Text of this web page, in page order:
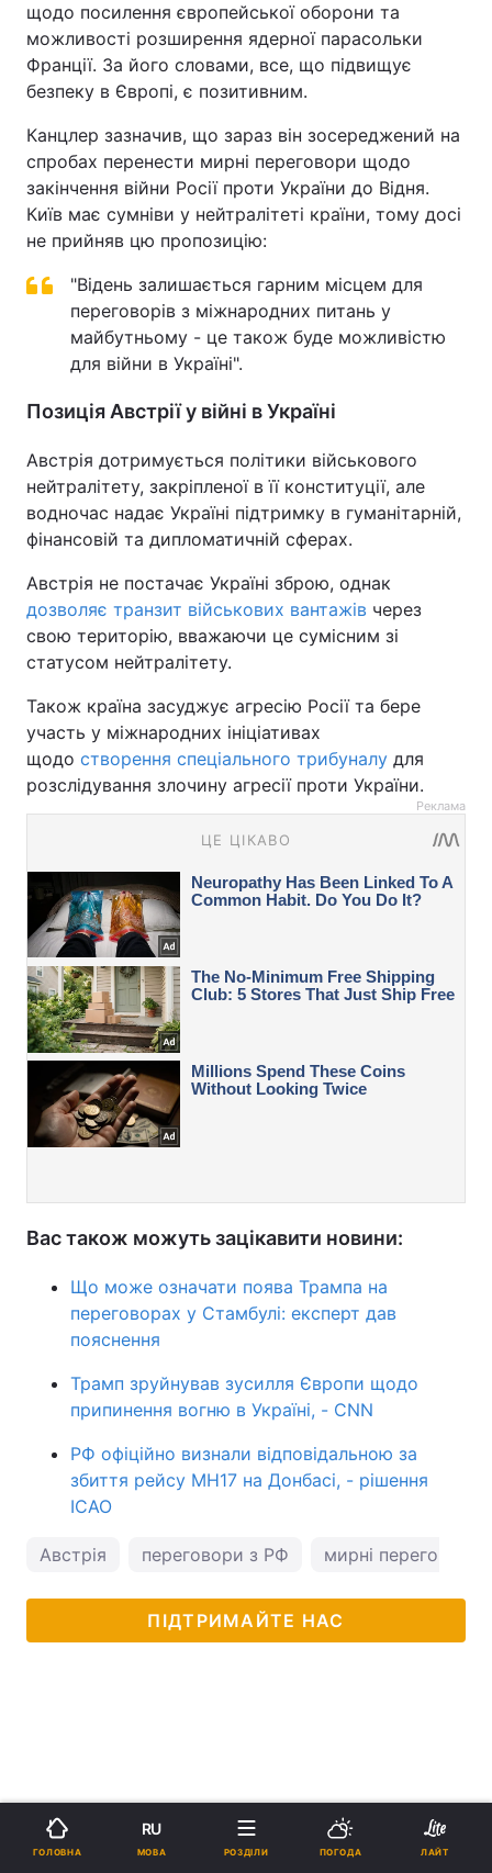
щодо посилення європейської оборони та
можливості розширення ядерної парасольки
Франції. За його словами, все, що підвищує
безпеку в Європі, є позитивним.
Канцлер зазначив, що зараз він зосереджений на
спробах перенести мирні переговори щодо
закінчення війни Росії проти України до Відня.
Київ має сумніви у нейтралітеті країни, тому досі
не прийняв цю пропозицію:
"Відень залишається гарним місцем для
переговорів з міжнародних питань у
майбутньому - це також буде можливістю
для війни в Україні".
Позиція Австрії у війні в Україні
Австрія дотримується політики військового
нейтралітету, закріпленої в її конституції, але
водночас надає Україні підтримку в гуманітарній,
фінансовій та дипломатичній сферах.
Австрія не постачає Україні зброю, однак
дозволяє транзит військових вантажів через
свою територію, вважаючи це сумісним зі
статусом нейтралітету.
Також країна засуджує агресію Росії та бере
участь у міжнародних ініціативах
щодо створення спеціального трибуналу для
розслідування злочину агресії проти України.
Реклама
Вас також можуть зацікавити новини:
Що може означати поява Трампа на
переговорах у Стамбулі: експерт дав
пояснення
Трамп зруйнував зусилля Європи щодо
припинення вогню в Україні, - CNN
РФ офіційно визнали відповідальною за
збиття рейсу МН17 на Донбасі, - рішення
ICAO
Австрія переговори з РФ мирні переговори
ПІДТРИМАЙТЕ НАС
ГОЛОВНА
RU
МОВА РОЗДІЛИ ПОГОДА ЛАЙТ